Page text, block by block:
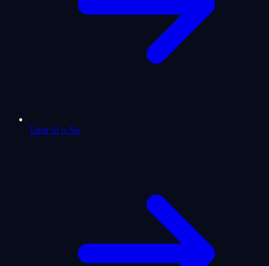
Tarot Si o No